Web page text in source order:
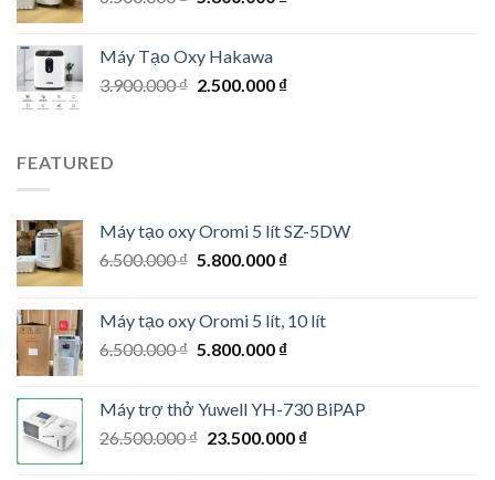
6.500.000 ₫.
Máy Tạo Oxy Hakawa
3.900.000₫ Original
2.500.000 ₫Current
FEATURED
Máy tạo oxy Oromi 5 lít SZ-5DW
6.500.000₫ Original
6.500.000 ₫.
5.800.000 ₫Current
5.800.000 ₫.
Máy tạo oxy Oromi 5 lít, 10 lít
6.500.000₫ Original
6.500.000 ₫.
5.800.000 ₫Current
5.800.000 ₫.
Máy trợ thở Yuwell YH-730 BiPAP
26.500.000₫ Original
23.500.000 ₫Current